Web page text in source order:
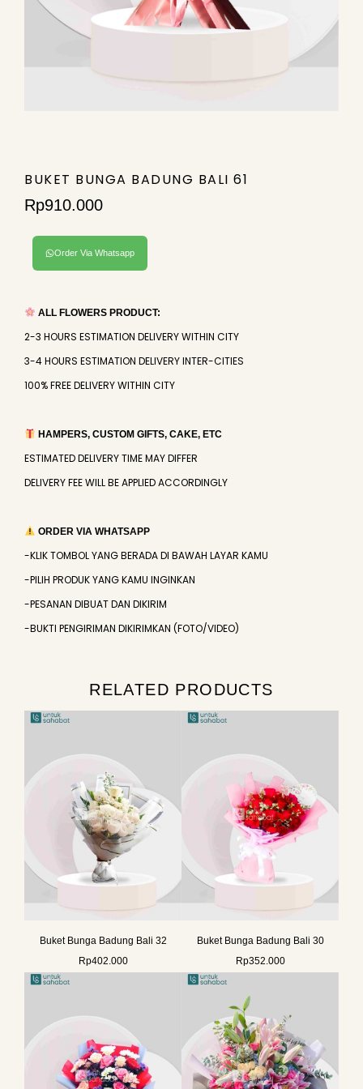
BUKET BUNGA BADUNG BALI 61
Rp910.000
Order Via Whatsapp
ALL FLOWERS PRODUCT:
2-3 HOURS ESTIMATION DELIVERY WITHIN CITY
3-4 HOURS ESTIMATION DELIVERY INTER-CITIES
100% FREE DELIVERY WITHIN CITY
HAMPERS, CUSTOM GIFTS, CAKE, ETC
ESTIMATED DELIVERY TIME MAY DIFFER
DELIVERY FEE WILL BE APPLIED ACCORDINGLY
ORDER VIA WHATSAPP
-KLIK TOMBOL YANG BERADA DI BAWAH LAYAR KAMU
-PILIH PRODUK YANG KAMU INGINKAN
-PESANAN DIBUAT DAN DIKIRIM
-BUKTI PENGIRIMAN DIKIRIMKAN (FOTO/VIDEO)
RELATED PRODUCTS
Buket Bunga Badung Bali 32
Rp402.000
Buket Bunga Badung Bali 30
Rp352.000